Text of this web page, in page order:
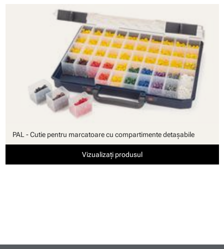
PAL - Cutie pentru marcatoare cu compartimente detaşabile
Vizualizați produsul